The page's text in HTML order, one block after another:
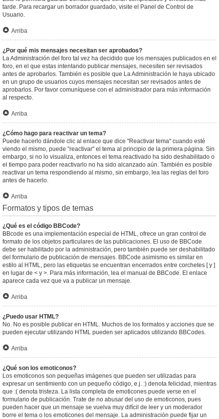
tarde. Para recargar un borrador guardado, visite el Panel de Control de
Usuario.
Arriba
¿Por qué mis mensajes necesitan ser aprobados?
La Administración del foro tal vez ha decidido que los mensajes publicados en el
foro, en el que estas intentando publicar mensajes, necesiten ser revisados
antes de aprobarlos. También es posible que La Administración le haya ubicado
en un grupo de usuarios cuyos mensajes necesitan ser revisados antes de
aprobarlos. Por favor comuníquese con el administrador para más información
al respecto.
Arriba
¿Cómo hago para reactivar un tema?
Puede hacerlo dándole clic al enlace que dice "Reactivar tema" cuando esté
viendo el mismo, puede "reactivar" el tema al principio de la primera página. Sin
embargo, si no lo visualiza, entonces el tema reactivado ha sido deshabilitado o
el tiempo para poder reactivarlo no ha sido alcanzado aún. También es posible
reactivar un tema respondiendo al mismo, sin embargo, lea las reglas del foro
antes de hacerlo.
Arriba
Formatos y tipos de temas
¿Qué es el código BBCode?
BBcode es una implementación especial de HTML, ofrece un gran control de
formato de los objetos particulares de las publicaciones. El uso de BBCode
debe ser habilitado por la administración, pero también puede ser deshabilitado
del formulario de publicación de mensajes. BBCode asimismo es similar en
estilo al HTML, pero las etiquetas se encuentran encerrados entre corchetes [ y ]
en lugar de < y >. Para más información, lea el manual de BBCode. El enlace
aparece cada vez que va a publicar un mensaje.
Arriba
¿Puedo usar HTML?
No. No es posible publicar en HTML. Muchos de los formatos y acciones que se
pueden ejecutar utilizando HTML pueden ser aplicados utilizando BBCodes.
Arriba
¿Qué son los emoticonos?
Los emoticonos son pequeñas imágenes que pueden ser utilizadas para
expresar un sentimiento con un pequeño código, e.j. :) denota felicidad, mientras
que :( denota tristeza. La lista completa de emoticones puede verse en el
formulario de publicación. Trate de no abusar del uso de emoticonos, pues
pueden hacer que un mensaje se vuelva muy difícil de leer y un moderador
borre el tema o los emoticones del mensaje. La administración puede fijar un